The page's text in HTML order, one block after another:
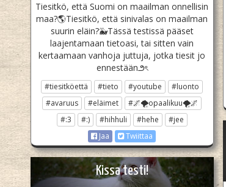
Tiesitkö, että Suomi on maailman onnellisin
maa?🌎Tiesitkö, että sinivalas on maailman
suurin eläin?🐳Tässä testissä pääset
laajentamaan tietoasi, tai sitten vain
kertaamaan vanhoja juttuja, jotka tiesit jo
ennestään౨ৎ
#tiesitköettä #tieto #youtube
#luonto
#avaruus
#eläimet
#🌌🌪opaalikuu🌪🌌
#:3
#:) #hihhuli #hehe
#jee
Jaa
Twiittaa
Kissa testi!